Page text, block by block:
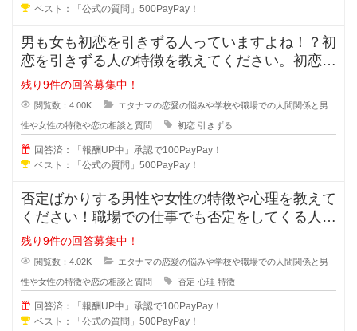
ベスト：「公式の質問」500PayPay！
男も女も初恋を引きずる人っていますよね！？初
恋を引きずる人の特徴を教えてください。初恋か
ら離れる事が出来ない人は次の恋愛
残り9件の回答募集中！
閲覧数：4.00K エタナマの恋愛の悩みや学校や職場での人間関係と男
性や女性の特徴や恋の相談と質問 初恋 引きずる
回答済：「報酬UP中」承認で100PayPay！
ベスト：「公式の質問」500PayPay！
否定ばかりする男性や女性の特徴や心理を教えて
ください！職場での仕事でも否定をしてくる人っ
ていますよね？女同士や男同士で恋
残り9件の回答募集中！
閲覧数：4.02K エタナマの恋愛の悩みや学校や職場での人間関係と男
性や女性の特徴や恋の相談と質問 否定 心理 特徴
回答済：「報酬UP中」承認で100PayPay！
ベスト：「公式の質問」500PayPay！